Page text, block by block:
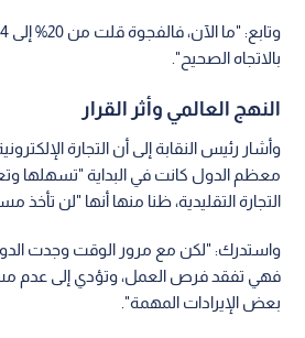
بالاتجاه الصحيح".
النهج العالمي وأثر القرار
وأشار رئيس النقابة إلى أن التجارة
معظم الدول كانت في البداية "تسهلها
التجارة التقليدية، ظنا منها أنها "لن تأخذ
واستدرك: "لكن مع مرور الوقت وجدت
فهي تفقد فرص العمل، وتؤدي إلى عدم
بعض الإيرادات المهمة".